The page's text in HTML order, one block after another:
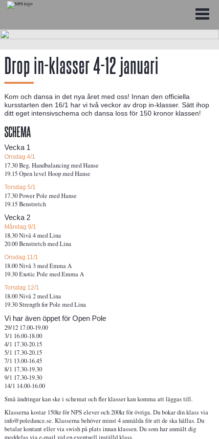
Drop in-klasser 4-12 januari
Kom och dansa in det nya året med oss! Innan den officiella
kursstarten den 16/1 har vi två veckor av drop in-klasser. Sätt ihop
ditt eget intensivschema och dansa loss för 150 kronor klassen!
SCHEMA
Vecka 1
Onsdag 4/1
17.30 Beg. Handbalancing med Hanse
19.15 Open level Hoop med Hanse
Torsdag 5/1
17.30 Power Pole med Hanse
19.15 Benstretch
Vecka 2
Måndag 9/1
18.30 Nivå 4 med Lina
20.00 Benstretch med Lina
Onsdag 11/1
18.00 Nivå 3 med Emma A
19.30 Exotic Pole med Emma A
Torsdag 12/1
18.00 Nivå 2 med Lina
19.30 Strength for Pole med Lina
Vi har även öppet för Open Pole
29/12 17.00-19.00
3/1 16.00-18.00
4/1 17.30-20.15
5/1 17.30-20.15
7/1 13.00-16.45
8/1 17.30-19.30
9/1 17.30-19.30
14/1 14.00-16.00
Små ändringar kan ske i schemat och fler klasser kan komma att läggas till.
Klasserna kostar 150kr för NPS elever och 200kr för övriga. Du bokar din klass via
info@poledance.se. Klasserna behöver minst 4 anmälda för att de ska hållas. Du
betalar kontant eller via swish på plats innan klassen. Du som har anmält dig
meddelas via e-mail vid en eventuell inställd klass.